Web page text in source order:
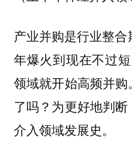
产业并购是行业整
年爆火到现在不过
领域就开始高频并
了吗？为更好地判
介入领域发展史。